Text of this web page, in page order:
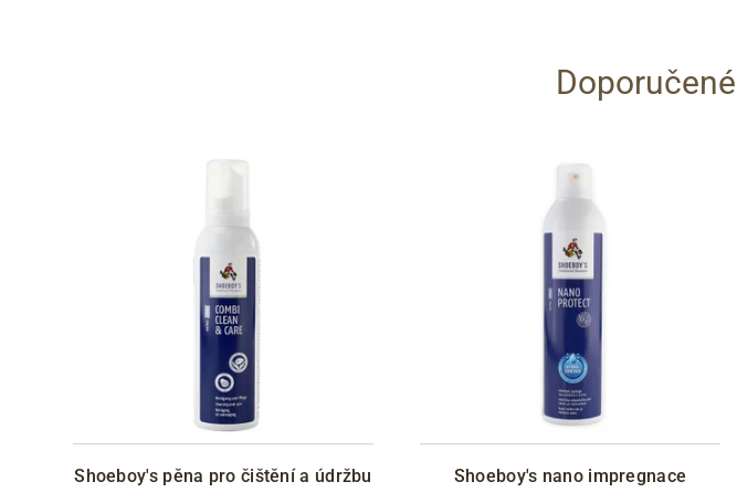
Shoeboy's pěna pro čištění a údržbu
Shoeboy's nano impregnace